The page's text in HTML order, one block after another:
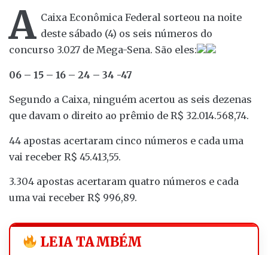
A Caixa Econômica Federal sorteou na noite
deste sábado (4) os seis números do
concurso 3.027 de Mega-Sena. São eles:
06 – 15 – 16 – 24 – 34 -47
Segundo a Caixa, ninguém acertou as seis dezenas
que davam o direito ao prêmio de R$ 32.014.568,74.
44 apostas acertaram cinco números e cada uma
vai receber R$ 45.413,55.
3.304 apostas acertaram quatro números e cada
uma vai receber R$ 996,89.
LEIA TAMBÉM